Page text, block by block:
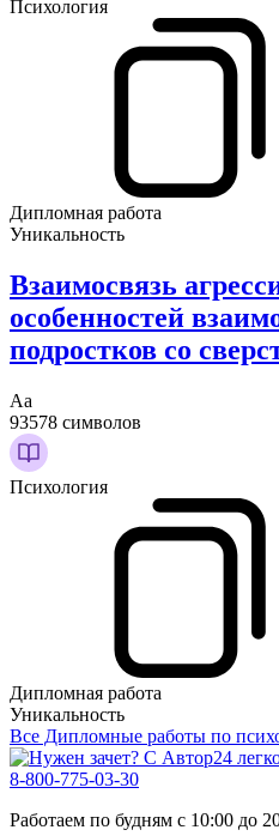
Психология
Дипломная работа
Уникальность
Взаимосвязь
особенностей
подростков со
Аа
93578 символов
Психология
Дипломная работа
Уникальность
Все Дипломные работы по
8-800-775-03-30
Работаем по будням с 10:00 до